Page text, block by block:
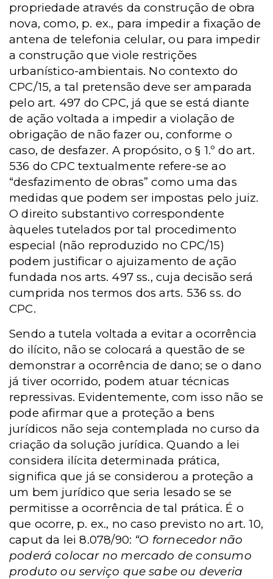
propriedade através da construção de obra
nova, como, p. ex., para impedir a fixação de
antena de telefonia celular, ou para impedir
a construção que viole restrições
urbanístico-ambientais. No contexto do
CPC/15, a tal pretensão deve ser amparada
pelo art. 497 do CPC, já que se está diante
de ação voltada a impedir a violação de
obrigação de não fazer ou, conforme o
caso, de desfazer. A propósito, o § 1.º do art.
536 do CPC textualmente refere-se ao
“desfazimento de obras” como uma das
medidas que podem ser impostas pelo juiz.
O direito substantivo correspondente
àqueles tutelados por tal procedimento
especial (não reproduzido no CPC/15)
podem justificar o ajuizamento de ação
fundada nos arts. 497 ss., cuja decisão será
cumprida nos termos dos arts. 536 ss. do
CPC.
Sendo a tutela voltada a evitar a ocorrência
do ilícito, não se colocará a questão de se
demonstrar a ocorrência de dano; se o dano
já tiver ocorrido, podem atuar técnicas
repressivas. Evidentemente, com isso não se
pode afirmar que a proteção a bens
jurídicos não seja contemplada no curso da
criação da solução jurídica. Quando a lei
considera ilícita determinada prática,
significa que já se considerou a proteção a
um bem jurídico que seria lesado se se
permitisse a ocorrência de tal prática. É o
que ocorre, p. ex., no caso previsto no art. 10,
caput da lei 8.078/90: “O fornecedor não
poderá colocar no mercado de consumo
produto ou serviço que sabe ou deveria